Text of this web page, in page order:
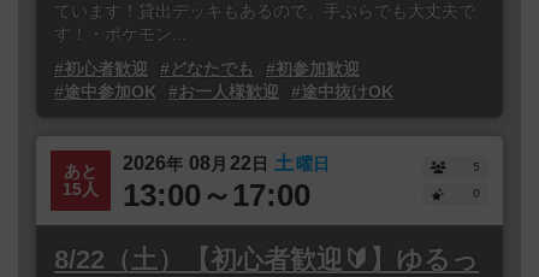
ています！貸出デッキもあるので、手ぶらでも大丈夫で
す！・ポケモン...
#初心者歓迎
#どなたでも
#初参加歓迎
#途中参加OK
#お一人様歓迎 #途中抜けOK
あと
15人
2026年 08 月 22日 土曜日
13:00～17:00
5
0
8/22（土）【初心者歓迎🔰】ゆるっ